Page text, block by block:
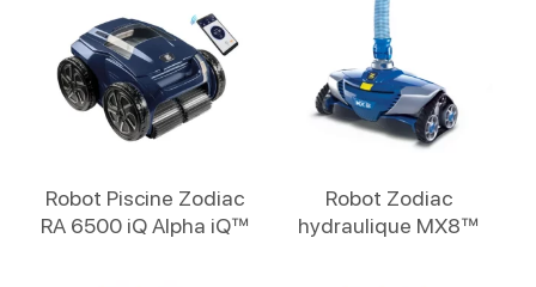
Robot Piscine Zodiac
RA 6500 iQ Alpha iQ™
Robot Zodiac
hydraulique MX8™